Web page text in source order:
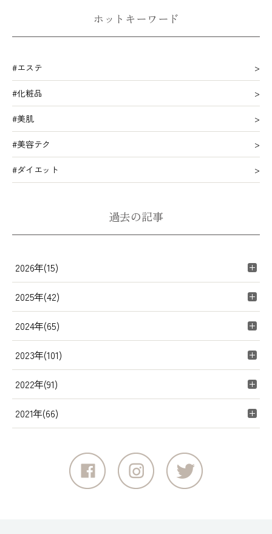
ホットキーワード
#エステ
#化粧品
#美肌
#美容テク
#ダイエット
過去の記事
2026年(15)
2025年(42)
2024年(65)
2023年(101)
2022年(91)
2021年(66)